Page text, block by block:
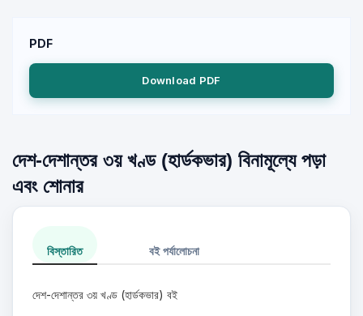
PDF
Download PDF
দেশ-দেশান্তর ৩য় খণ্ড (হার্ডকভার) বিনামূল্যে পড়া
এবং শোনার
বিস্তারিত বই পর্যালোচনা
দেশ-দেশান্তর ৩য় খণ্ড (হার্ডকভার) বই